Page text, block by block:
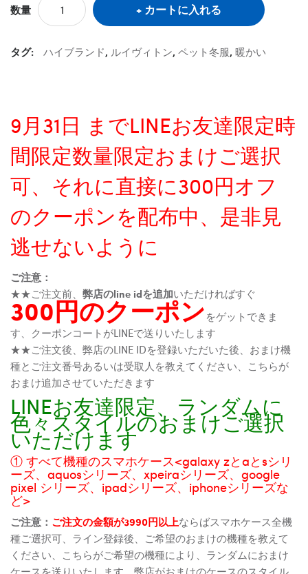
数量 カートに入れる
タグ: ハイブランド, ルイヴィトン, ペット冬服, 暖かい
9月31日 までLINEお友達限定時
間限定数量限定おまけご選択
可、それに直接に300円オフ
のクーポンを配布中、是非見
逃せないように
ご注意：
★★ご注文前、 弊店のline idを追加いただければすぐ
300円のクーポンをゲットできま
す、クーポンコートがLINEで送りいたします
★★ご注文後、弊店のLINE IDを登録いただいた後、おまけ機
種とご注文番号あるいは受取人を教えてください、こちらが
おまけ追加させていただきます
LINEお友達限定、ランダムに
色々スタイルのおまけご選択
いただけます
① すべて機種のスマホケース<galaxy zとaとsシリ
ーズ、aquosシリーズ、xpeiraシリーズ、google
pixel シリーズ、ipadシリーズ、iphoneシリーズな
ど>
ご注意： ご注文の金額が3990円以上ならばスマホケース全機
種ご選択可、ライン登録後、ご希望のおまけの機種を教えて
ください、こちらがご希望の機種により、ランダムにおまけ
ケースを送りいたします、弊店がおまけのケースのスタイル